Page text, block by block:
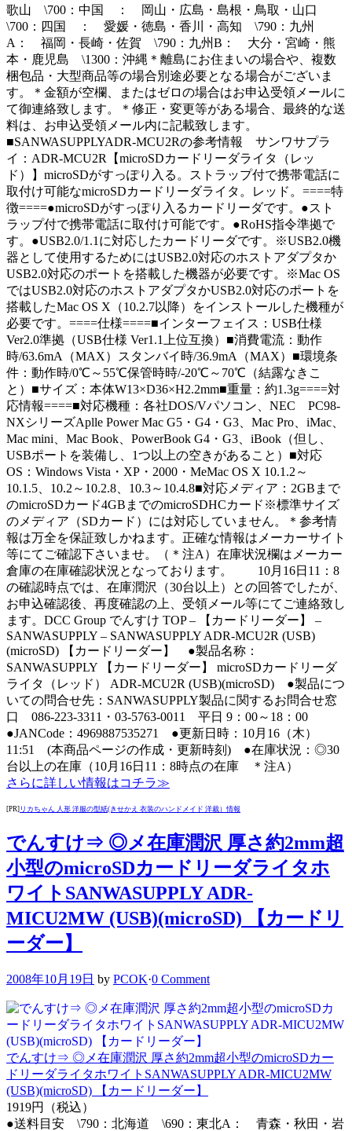
歌山 \700：中国 ： 岡山・広島・島根・鳥取・山口
\700：四国 ： 愛媛・徳島・香川・高知 \790：九州
A： 福岡・長崎・佐賀 \790：九州B： 大分・宮崎・熊
本・鹿児島 \1300：沖縄＊離島にお住まいの場合や、複数
梱包品・大型商品等の場合別途必要となる場合がございま
す。＊金額が空欄、またはゼロの場合はお申込受領メールに
て御連絡致します。＊修正・変更等がある場合、最終的な送
料は、お申込受領メール内に記載致します。
■SANWASUPPLYADR-MCU2Rの参考情報 サンワサプラ
イ：ADR-MCU2R【microSDカードリーダライタ（レッ
ド）】microSDがすっぽり入る。ストラップ付で携帯電話に
取付け可能なmicroSDカードリーダライタ。レッド。====特
徴====●microSDがすっぽり入るカードリーダです。●スト
ラップ付で携帯電話に取付け可能です。●RoHS指令準拠で
す。●USB2.0/1.1に対応したカードリーダです。※USB2.0機
器として使用するためにはUSB2.0対応のホストアダプタか
USB2.0対応のポートを搭載した機器が必要です。※Mac OS
ではUSB2.0対応のホストアダプタかUSB2.0対応のポートを
搭載したMac OS X（10.2.7以降）をインストールした機種が
必要です。====仕様====■インターフェイス：USB仕様
Ver2.0準拠（USB仕様 Ver1.1上位互換）■消費電流：動作
時/63.6mA（MAX）スタンバイ時/36.9mA（MAX）■環境条
件：動作時/0℃～55℃保管時時/-20℃～70℃（結露なきこ
と）■サイズ：本体W13×D36×H2.2mm■重量：約1.3g====対
応情報====■対応機種：各社DOS/Vパソコン、NEC PC98-
NXシリーズAplle Power Mac G5・G4・G3、Mac Pro、iMac、
Mac mini、Mac Book、PowerBook G4・G3、iBook（但し、
USBポートを装備し、1つ以上の空きがあること）■対応
OS：Windows Vista・XP・2000・MeMac OS X 10.1.2～
10.1.5、10.2～10.2.8、10.3～10.4.8■対応メディア：2GBまで
のmicroSDカード4GBまでのmicroSDHCカード※標準サイズ
のメディア（SDカード）には対応していません。＊参考情
報は万全を保証致しかねます。正確な情報はメーカーサイト
等にてご確認下さいませ。（＊注A）在庫状況欄はメーカー
倉庫の在庫確認状況となっております。 10月16日11：8
の確認時点では、在庫潤沢（30台以上）との回答でしたが、
お申込確認後、再度確認の上、受領メール等にてご連絡致し
ます。DCC Group でんすけ TOP – 【カードリーダー】 –
SANWASUPPLY – SANWASUPPLY ADR-MCU2R (USB)
(microSD) 【カードリーダー】 ●製品名称：
SANWASUPPLY 【カードリーダー】 microSDカードリーダ
ライタ（レッド） ADR-MCU2R (USB)(microSD) ●製品につ
いての問合せ先：SANWASUPPLY製品に関するお問合せ窓
口 086-223-3311・03-5763-0011 平日 9：00～18：00
●JANCode：4969887535271 ●更新日時：10月16（木）
11:51 (本商品ページの作成・更新時刻) ●在庫状況：◎30
台以上の在庫（10月16日11：8時点の在庫 ＊注A）
さらに詳しい情報はコチラ≫
[PR] リカちゃん 人形 洋服の型紙(きせかえ 衣装のハンドメイド 洋裁）情報
でんすけ⇒ ◎メ在庫潤沢 厚さ約2mm超
小型のmicroSDカードリーダライタホ
ワイトSANWASUPPLY ADR-
MICU2MW (USB)(microSD) 【カードリ
ーダー】
2008年10月19日 by PCOK·0 Comment
でんすけ⇒ ◎メ在庫潤沢 厚さ約2mm超小型のmicroSDカー
ドリーダライタホワイトSANWASUPPLY ADR-MICU2MW
(USB)(microSD) 【カードリーダー】
1919円（税込）
●送料目安 \790：北海道 \690：東北A： 青森・秋田・岩